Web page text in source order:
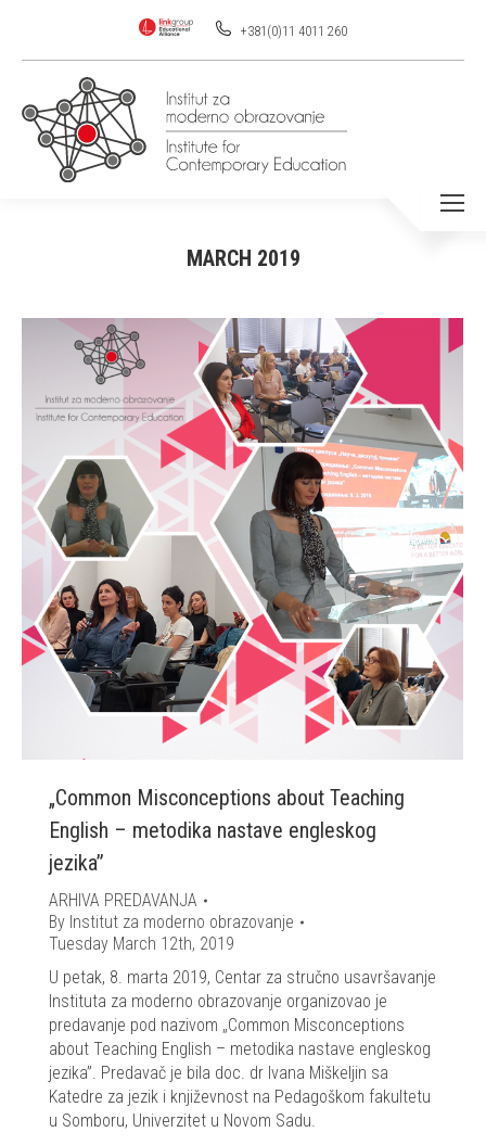
+381(0)11 4011 260
MARCH 2019
„Common Misconceptions about Teaching
English – metodika nastave engleskog
jezika”
ARHIVA PREDAVANJA
By Institut za moderno obrazovanje
Tuesday March 12th, 2019
U petak, 8. marta 2019, Centar za stručno usavršavanje
Instituta za moderno obrazovanje organizovao je
predavanje pod nazivom „Common Misconceptions
about Teaching English – metodika nastave engleskog
jezika”. Predavač je bila doc. dr Ivana Miškeljin sa
Katedre za jezik i književnost na Pedagoškom fakultetu
u Somboru, Univerzitet u Novom Sadu.